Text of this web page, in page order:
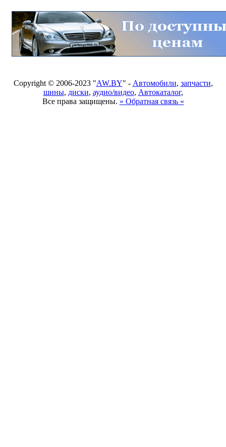
Copyright © 2006-2023 "AW.BY" - Автомобили, запчасти,
шины, диски, аудио/видео, Автокаталог,
Все права защищены. » Обратная связь «